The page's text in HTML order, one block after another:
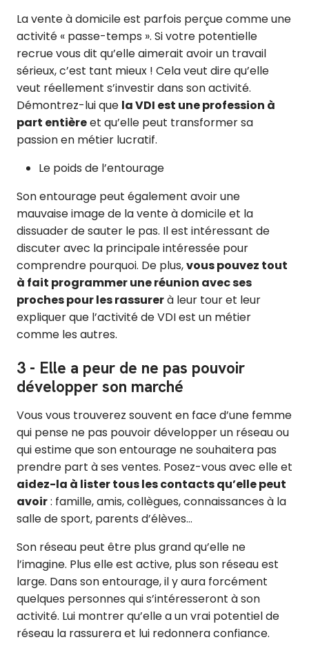
La vente à domicile est parfois perçue comme une
activité « passe-temps ». Si votre potentielle
recrue vous dit qu’elle aimerait avoir un travail
sérieux, c’est tant mieux ! Cela veut dire qu’elle
veut réellement s’investir dans son activité.
Démontrez-lui que la VDI est une profession à
part entièreet qu’elle peut transformer sa
passion en métier lucratif.
Le poids de l’entourage
Son entourage peut également avoir une
mauvaise image de la vente à domicile et la
dissuader de sauter le pas. Il est intéressant de
discuter avec la principale intéressée pour
comprendre pourquoi. De plus,vous pouvez tout
à fait programmer une réunion avec ses
proches pour les rassurerà leur tour et leur
expliquer que l’activité de VDI est un métier
comme les autres.
3 - Elle a peur de ne pas pouvoir
développer son marché
Vous vous trouverez souvent en face d’une femme
qui pense ne pas pouvoir développer un réseau ou
qui estime que son entourage ne souhaitera pas
prendre part à ses ventes. Posez-vous avec elle et
aidez-la à lister tous les contacts qu’elle peut
avoir: famille, amis, collègues, connaissances à la
salle de sport, parents d’élèves…
Son réseau peut être plus grand qu’elle ne
l’imagine. Plus elle est active, plus son réseau est
large. Dans son entourage, il y aura forcément
quelques personnes qui s’intéresseront à son
activité. Lui montrer qu’elle a un vrai potentiel de
réseau la rassurera et lui redonnera confiance.